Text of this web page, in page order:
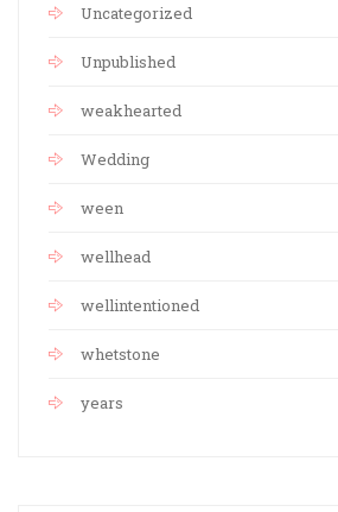
Uncategorized
Unpublished
weakhearted
Wedding
ween
wellhead
wellintentioned
whetstone
years